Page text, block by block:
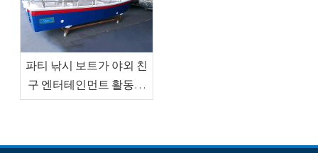
파티 낚시 보트가 야외 친
구 엔터테인먼트 활동을
어떻게 향상시키는가?